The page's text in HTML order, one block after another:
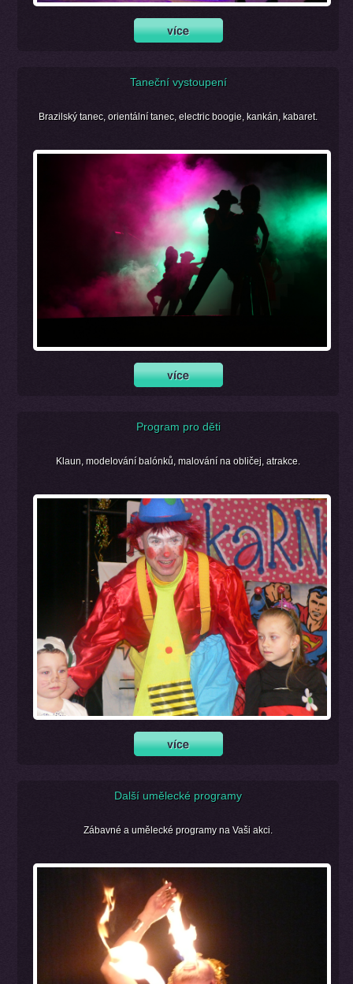
Taneční vystoupení
Brazilský tanec, orientální tanec, electric boogie, kankán, kabaret.
Program pro děti
Klaun, modelování balónků, malování na obličej, atrakce.
Další umělecké programy
Zábavné a umělecké programy na Vaši akci.